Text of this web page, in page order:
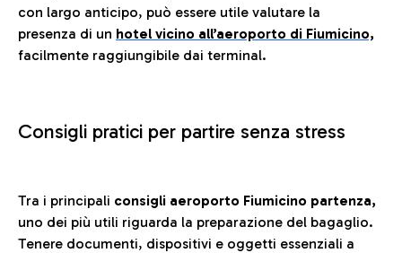
con largo anticipo, può essere utile valutare la
presenza di un hotel vicino all’aeroporto di Fiumicino,
facilmente raggiungibile dai terminal.
Consigli pratici per partire senza stress
Tra i principali consigli aeroporto Fiumicino partenza,
uno dei più utili riguarda la preparazione del bagaglio.
Tenere documenti, dispositivi e oggetti essenziali a